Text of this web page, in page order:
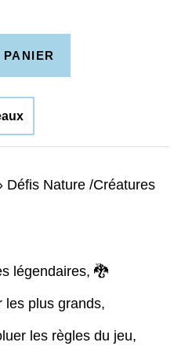
Nature /Créatures
légendaires, 🐉
les plus grands,
les règles du jeu,